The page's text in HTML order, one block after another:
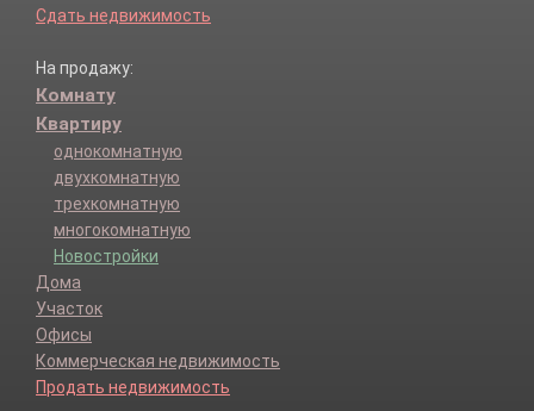
Сдать недвижимость
На продажу:
Комнату
Квартиру
однокомнатную
двухкомнатную
трехкомнатную
многокомнатную
Новостройки
Дома
Участок
Офисы
Коммерческая недвижимость
Продать недвижимость